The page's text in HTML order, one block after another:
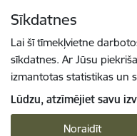
Sīkdatnes
Lai šī tīmekļvietne
sīkdatnes. Ar Jūsu
izmantotas statistikas un
Lūdzu, atzīmējiet savu
Noraidīt